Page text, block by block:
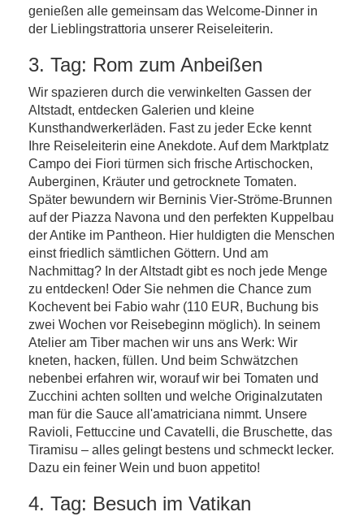
genießen alle gemeinsam das Welcome-Dinner in
der Lieblingstrattoria unserer Reiseleiterin.
3. Tag: Rom zum Anbeißen
Wir spazieren durch die verwinkelten Gassen der
Altstadt, entdecken Galerien und kleine
Kunsthandwerkerläden. Fast zu jeder Ecke kennt
Ihre Reiseleiterin eine Anekdote. Auf dem Marktplatz
Campo dei Fiori türmen sich frische Artischocken,
Auberginen, Kräuter und getrocknete Tomaten.
Später bewundern wir Berninis Vier-Ströme-Brunnen
auf der Piazza Navona und den perfekten Kuppelbau
der Antike im Pantheon. Hier huldigten die Menschen
einst friedlich sämtlichen Göttern. Und am
Nachmittag? In der Altstadt gibt es noch jede Menge
zu entdecken! Oder Sie nehmen die Chance zum
Kochevent bei Fabio wahr (110 EUR, Buchung bis
zwei Wochen vor Reisebeginn möglich). In seinem
Atelier am Tiber machen wir uns ans Werk: Wir
kneten, hacken, füllen. Und beim Schwätzchen
nebenbei erfahren wir, worauf wir bei Tomaten und
Zucchini achten sollten und welche Originalzutaten
man für die Sauce all'amatriciana nimmt. Unsere
Ravioli, Fettuccine und Cavatelli, die Bruschette, das
Tiramisu – alles gelingt bestens und schmeckt lecker.
Dazu ein feiner Wein und buon appetito!
4. Tag: Besuch im Vatikan